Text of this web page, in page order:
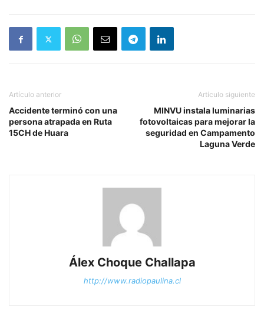
Artículo anterior
Accidente terminó con una
persona atrapada en Ruta
15CH de Huara
Artículo siguiente
MINVU instala luminarias
fotovoltaicas para mejorar la
seguridad en Campamento
Laguna Verde
Álex Choque Challapa
http://www.radiopaulina.cl